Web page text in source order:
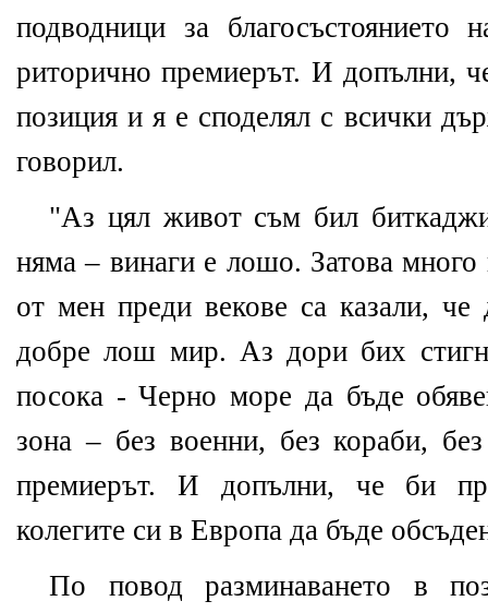
подводници за благосъстоянието
риторично премиерът. И допълни,
позиция и я е споделял с всички
говорил.
"Аз цял живот съм бил
няма – винаги е лошо. Затова
от мен преди векове са казали,
добре лош мир. Аз дори бих
посока - Черно море да бъде
зона – без военни, без кораби,
премиерът. И допълни, че би
колегите си в Европа да бъде
По повод разминаването в